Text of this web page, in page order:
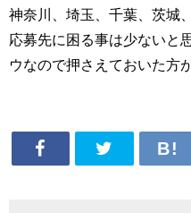
神奈川、埼玉、千葉、茨城
応募先に困る事は少ないと
ウなので押さえておいた方